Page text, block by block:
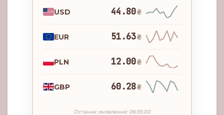
USD 44.80₴
EUR 51.63₴
PLN 12.00₴
GBP 60.28₴
Останнє оновлення: 06:35:00